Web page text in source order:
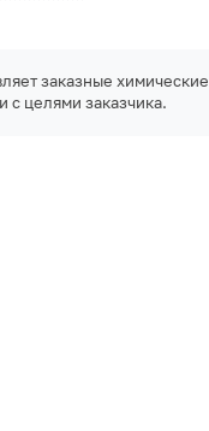
заказные химические
с целями заказчика.